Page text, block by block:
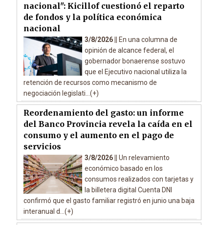
nacional": Kicillof cuestionó el reparto
de fondos y la política económica
nacional
3/8/2026 ||
En una columna de
opinión de alcance federal, el
gobernador bonaerense sostuvo
que el Ejecutivo nacional utiliza la
retención de recursos como mecanismo de
negociación legislati...(+)
Reordenamiento del gasto: un informe
del Banco Provincia revela la caída en el
consumo y el aumento en el pago de
servicios
3/8/2026 || Un relevamiento
económico basado en los
consumos realizados con tarjetas y
la billetera digital Cuenta DNI
confirmó que el gasto familiar registró en junio una baja
interanual d...(+)